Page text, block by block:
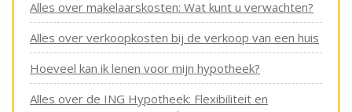
Alles over makelaarskosten: Wat kunt u verwachten?
Alles over verkoopkosten bij de verkoop van een huis
Hoeveel kan ik lenen voor mijn hypotheek?
Alles over de ING Hypotheek: Flexibiliteit en